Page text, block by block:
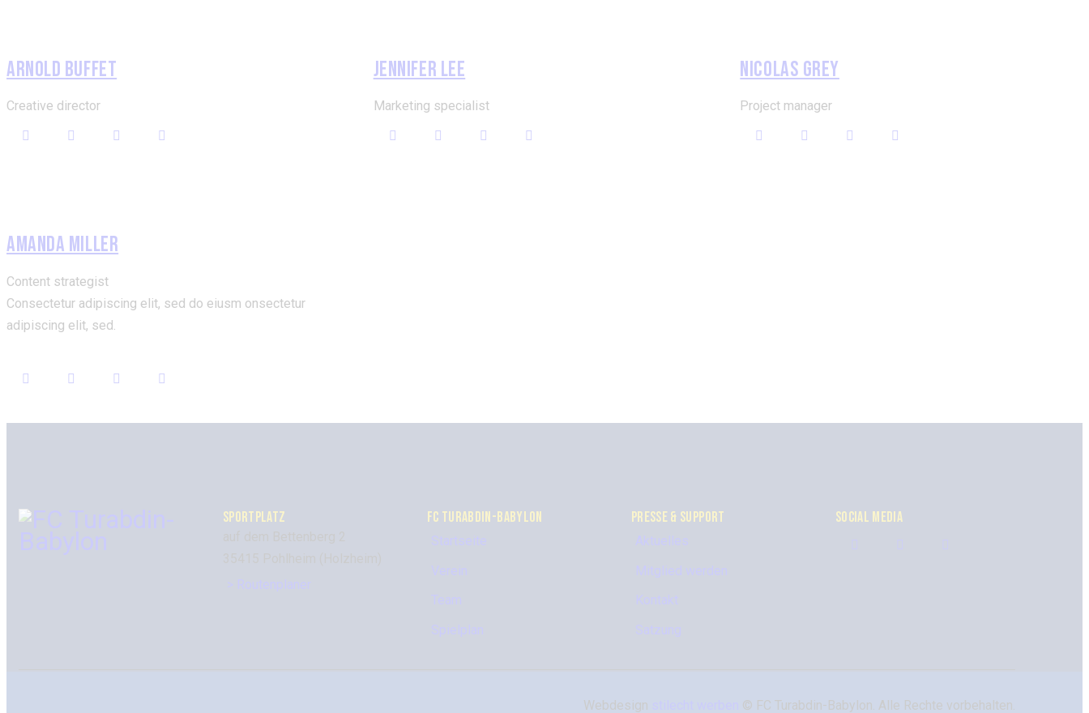
ARNOLD BUFFET
Creative director
JENNIFER LEE
Marketing specialist
NICOLAS GREY
Project manager
AMANDA MILLER
Content strategist
Consectetur adipiscing elit, sed do eiusm onsectetur
adipiscing elit, sed.
SPORTPLATZ
> Routenplaner
FC TURABDIN-BABYLON
Startseite
Verein
Team
Spielplan
PRESSE & SUPPORT
Aktuelles
Mitglied werden
Kontakt
Satzung
SOCIAL MEDIA
Webdesign © FC Turabdin-Babylon. Alle Rechte vorbehalten.